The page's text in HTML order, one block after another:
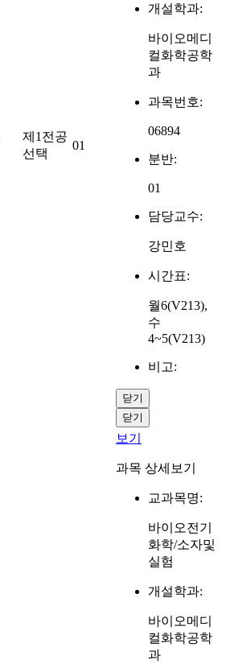
제1전공
선택
01
개설학과:
바이오메디
컬화학공학
과
과목번호:
06894
분반:
01
담당교수:
강민호
시간표:
월6(V213),
수
4~5(V213)
비고:
닫기
닫기
보기
과목 상세보기
교과목명:
바이오전기
화학/소자및
실험
개설학과:
바이오메디
컬화학공학
과